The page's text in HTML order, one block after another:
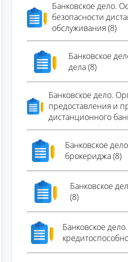
Банковское дело.
безопасности
обслуживания (8)
Банковское
дела (8)
Банковское дело.
предоставления и
дистанционного
Банковское
брокериджа (8)
Банковское
(8)
Банковское